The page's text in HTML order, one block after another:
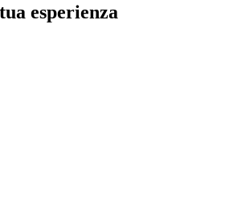
esperienza